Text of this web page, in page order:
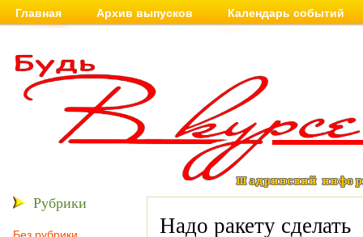
Главная Архив выпусков Календарь событий
Рубрики
Надо ракету сделать